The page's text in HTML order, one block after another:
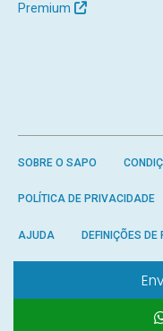
Premium
SOBRE O SAPO
POLÍTICA DE PRIVACIDADE
AJUDA DEFINIÇÕES
-